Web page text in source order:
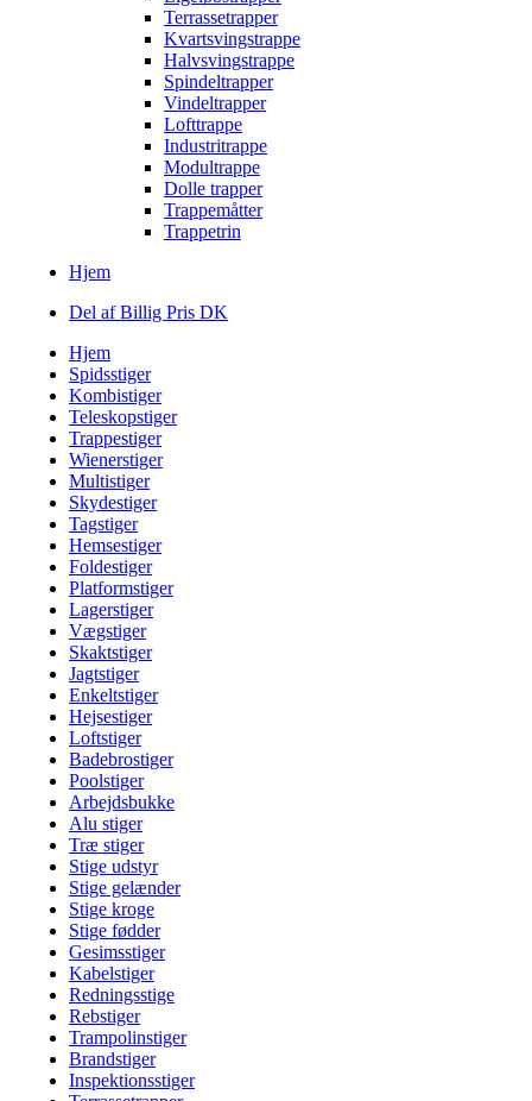
Terrassetrapper
Kvartsvingstrappe
Halvsvingstrappe
Spindeltrapper
Vindeltrapper
Lofttrappe
Industritrappe
Modultrappe
Dolle trapper
Trappemåtter
Trappetrin
Hjem
Del af Billig Pris DK
Hjem
Spidsstiger
Kombistiger
Teleskopstiger
Trappestiger
Wienerstiger
Multistiger
Skydestiger
Tagstiger
Hemsestiger
Foldestiger
Platformstiger
Lagerstiger
Vægstiger
Skaktstiger
Jagtstiger
Enkeltstiger
Hejsestiger
Loftstiger
Badebrostiger
Poolstiger
Arbejdsbukke
Alu stiger
Træ stiger
Stige udstyr
Stige gelænder
Stige kroge
Stige fødder
Gesimsstiger
Kabelstiger
Redningsstige
Rebstiger
Trampolinstiger
Brandstiger
Inspektionsstiger